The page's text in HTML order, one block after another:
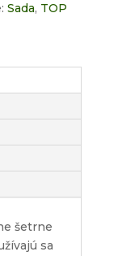
Sada, TOP
šetrne
sa